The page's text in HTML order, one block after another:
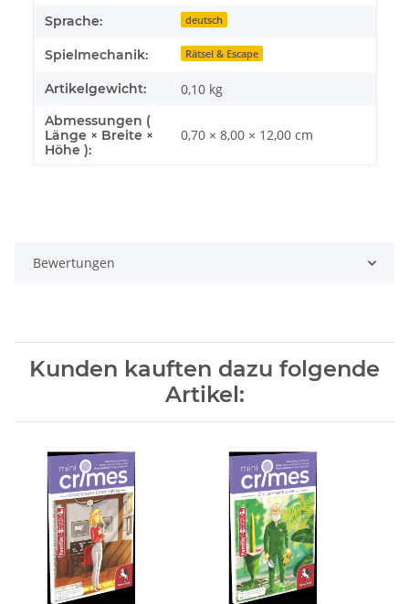
Sprache: deutsch
Spielmechanik: Rätsel & Escape
Artikelgewicht: 0,10 kg
Abmessungen (
Länge × Breite ×
Höhe ):
0,70 × 8,00 × 12,00 cm
Bewertungen
Kunden kauften dazu folgende
Artikel: